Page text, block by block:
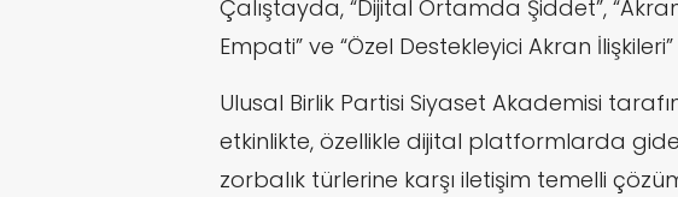
Çalıştayda, “Dijital Ortamda Şiddet”,
Empati” ve “Özel Destekleyici Akran
Ulusal Birlik Partisi Siyaset Akademisi
etkinlikte, özellikle dijital platformlarda
zorbalık türlerine karşı iletişim temelli